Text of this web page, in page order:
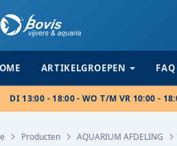
ARTIKELGROEPEN
DI 13:00 - 18:00 - WO T/M VR 10:00 -
Producten AQUARIUM AFDELING